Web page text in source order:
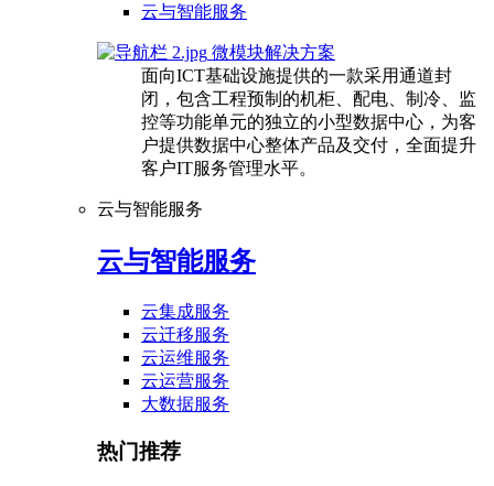
云与智能服务
微模块解决方案
面向ICT基础设施提供的一款采用通道封
闭，包含工程预制的机柜、配电、制冷、监
控等功能单元的独立的小型数据中心，为客
户提供数据中心整体产品及交付，全面提升
客户IT服务管理水平。
云与智能服务
云与智能服务
云集成服务
云迁移服务
云运维服务
云运营服务
大数据服务
热门推荐